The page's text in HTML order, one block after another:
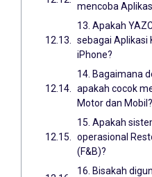
mencoba
13. Apakah
sebagai Aplikasi
iPhone?
14. Bagaimana
apakah cocok
Motor dan Mobil?
15. Apakah
operasional
(F&B)?
16. Bisakah